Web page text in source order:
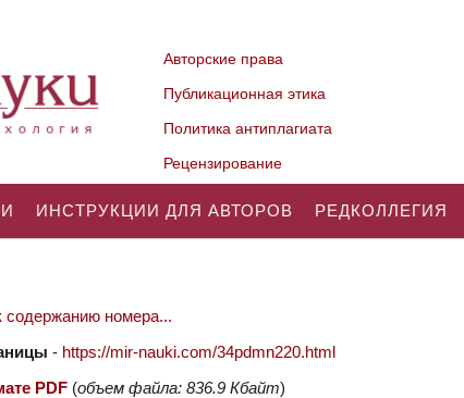
Авторские права
Публикационная этика
Политика антиплагиата
Рецензирование
ИНСТРУКЦИИ ДЛЯ АВТОРОВ РЕДКОЛЛЕГИЯ
содержанию номера...
- https://mir-nauki.com/34pdmn220.html
PDF (объем файла: 836.9 Кбайт)